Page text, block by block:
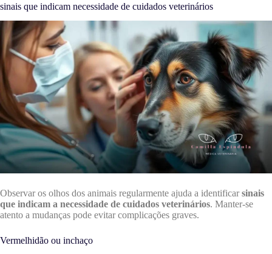
sinais que indicam necessidade de cuidados veterinários
Observar os olhos dos animais regularmente ajuda a identificarsinais
que indicam a necessidade de cuidados veterinários. Manter-se
atento a mudanças pode evitar complicações graves.
Vermelhidão ou inchaço